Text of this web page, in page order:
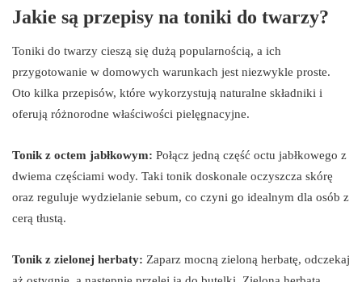
Jakie są przepisy na toniki do twarzy?
Toniki do twarzy cieszą się dużą popularnością, a ich
przygotowanie w domowych warunkach jest niezwykle proste.
Oto kilka przepisów, które wykorzystują naturalne składniki i
oferują różnorodne właściwości pielęgnacyjne.
Tonik z octem jabłkowym: Połącz jedną część octu jabłkowego z
dwiema częściami wody. Taki tonik doskonale oczyszcza skórę
oraz reguluje wydzielanie sebum, co czyni go idealnym dla osób z
cerą tłustą.
Tonik z zielonej herbaty: Zaparz mocną zieloną herbatę, odczekaj